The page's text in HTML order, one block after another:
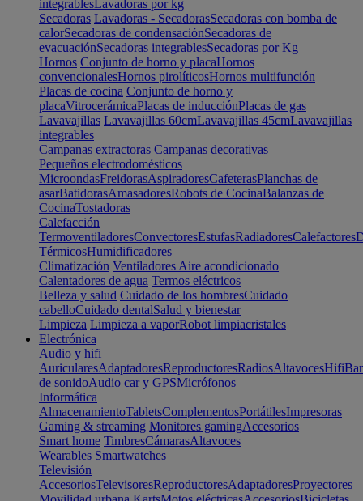
integrablesLavadoras por kg
Secadoras Lavadoras - SecadorasSecadoras con bomba de
calorSecadoras de condensaciónSecadoras de
evacuaciónSecadoras integrablesSecadoras por Kg
Hornos Conjunto de horno y placaHornos
convencionalesHornos pirolíticosHornos multifunción
Placas de cocina Conjunto de horno y
placaVitrocerámicaPlacas de inducciónPlacas de gas
Lavavajillas Lavavajillas 60cmLavavajillas 45cmLavavajillas
integrables
Campanas extractoras Campanas decorativas
Pequeños electrodomésticos
MicroondasFreidorasAspiradoresCafeterasPlanchas de
asarBatidorasAmasadoresRobots de CocinaBalanzas de
CocinaTostadoras
Calefacción
TermoventiladoresConvectoresEstufasRadiadoresCalefactores
TérmicosHumidificadores
Climatización Ventiladores Aire acondicionado
Calentadores de agua Termos eléctricos
Belleza y salud Cuidado de los hombresCuidado
cabelloCuidado dentalSalud y bienestar
Limpieza Limpieza a vaporRobot limpiacristales
Electrónica
Audio y hifi
AuricularesAdaptadoresReproductoresRadiosAltavocesHifi
de sonidoAudio car y GPSMicrófonos
Informática
AlmacenamientoTabletsComplementosPortátilesImpresoras
Gaming & streaming Monitores gamingAccesorios
Smart home TimbresCámarasAltavoces
Wearables Smartwatches
Televisión
AccesoriosTelevisoresReproductoresAdaptadoresProyectores